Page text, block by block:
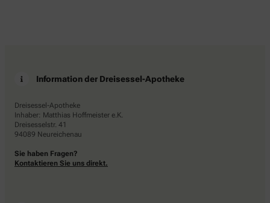
Information der Dreisessel-Apotheke
Dreisessel-Apotheke
Inhaber: Matthias Hoffmeister e.K.
Dreisesselstr. 41
94089 Neureichenau
Sie haben Fragen?
Kontaktieren Sie uns direkt.